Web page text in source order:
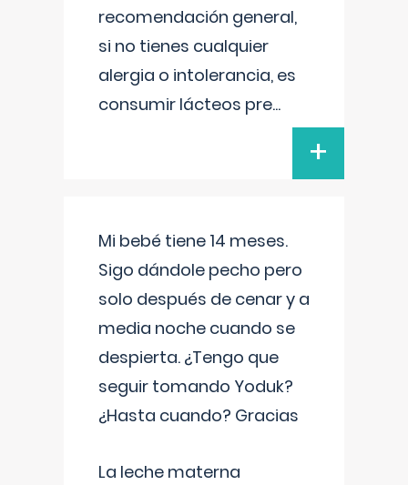
recomendación general,
si no tienes cualquier
alergia o intolerancia, es
consumir lácteos pre...
+
Mi bebé tiene 14 meses.
Sigo dándole pecho pero
solo después de cenar y a
media noche cuando se
despierta. ¿Tengo que
seguir tomando Yoduk?
¿Hasta cuando? Gracias
La leche materna